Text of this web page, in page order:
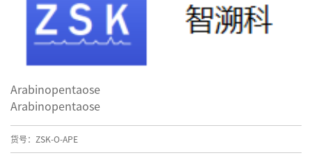
Arabinopentaose
Arabinopentaose
货号：ZSK-O-APE